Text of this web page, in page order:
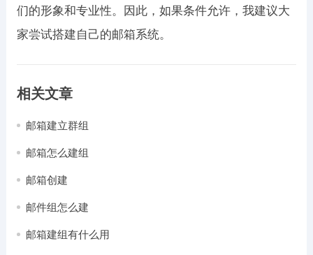
们的形象和专业性。因此，如果条件允许，我建议大
家尝试搭建自己的邮箱系统。
相关文章
邮箱建立群组
邮箱怎么建组
邮箱创建
邮件组怎么建
邮箱建组有什么用